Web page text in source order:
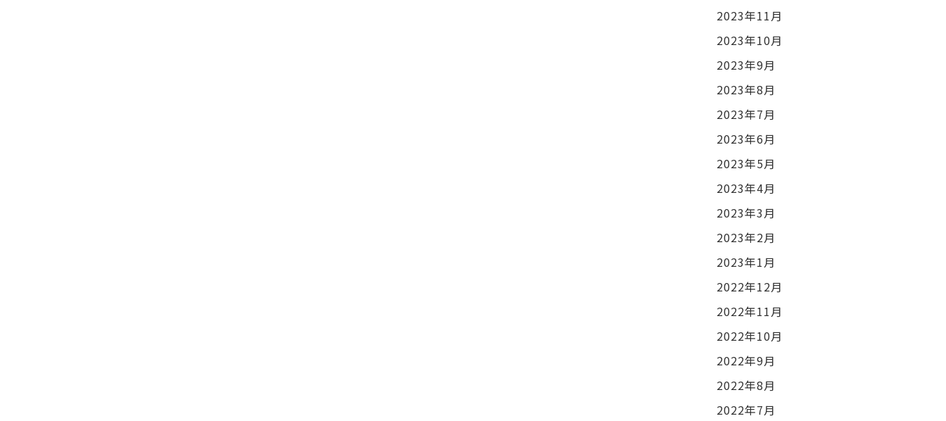
2023年11月
2023年10月
2023年9月
2023年8月
2023年7月
2023年6月
2023年5月
2023年4月
2023年3月
2023年2月
2023年1月
2022年12月
2022年11月
2022年10月
2022年9月
2022年8月
2022年7月